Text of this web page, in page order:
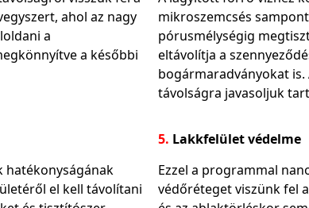
ahol az nagy
a
a későbbi
mikroszemcsés
pórusmélységig
eltávolítja a
bogármaradványokat
távolságra javasoljuk
el kell távolítani
5. Lakkfelület védelme
Ezzel a programmal
védőréteget viszünk fel